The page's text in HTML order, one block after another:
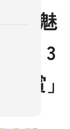
「魅
ト」3
賞」